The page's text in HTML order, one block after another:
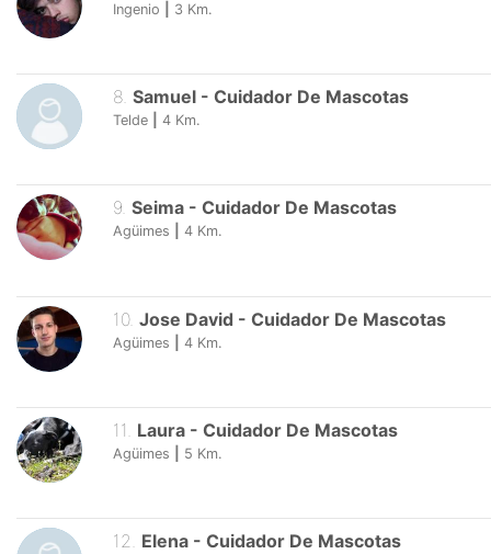
Ingenio 3 Km.
8. Samuel - Cuidador De Mascotas
Telde 4 Km.
9. Seima - Cuidador De Mascotas
Agüimes 4 Km.
10. Jose David - Cuidador De Mascotas
Agüimes 4 Km.
11 Laura - Cuidador De Mascotas
Agüimes 5 Km.
12 Elena - Cuidador De Mascotas